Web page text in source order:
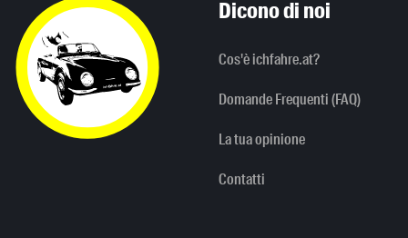
Dicono di noi
Cos'è ichfahre.at?
Domande Frequenti (FAQ)
La tua opinione
Contatti